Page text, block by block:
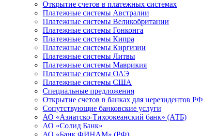
Открытие счетов в платежных системах
Платежные системы Австралии
Платежные системы Великобритании
Платежные системы Гонконга
Платежные системы Кипра
Платежные системы Киргизии
Платежные системы Литвы
Платежные системы Маврикия
Платежные системы ОАЭ
Платежные системы США
Специальные предложения
Открытие счетов в банках для нерезидентов РФ
Сопутствующие банковские услуги
АО «Азиатско-Тихоокеанский банк» (АТБ)
АО «Солид Банк»
АО «Банк ФИНАМ» (РФ)